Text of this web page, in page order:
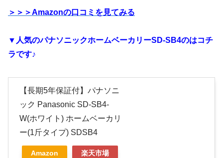
＞＞＞Amazonの口コミを見てみる
▼人気のパナソニックホームベーカリーSD-SB4のはコチ
ラです♪
【長期5年保証付】パナソニ
ック Panasonic SD-SB4-
W(ホワイト) ホームベーカリ
ー(1斤タイプ) SDSB4
Amazon 楽天市場